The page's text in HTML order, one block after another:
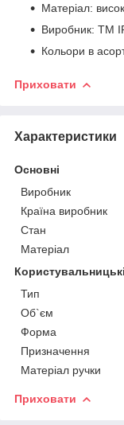
Матеріал:
Виробник: ТМ
Кольори в
Приховати
Характеристики
Основні
Виробник
Країна виробник
Стан
Матеріал
Тип
Об`єм
Форма
Призначення
Матеріал ручки
Приховати